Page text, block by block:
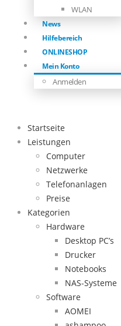
WLAN
News
Hilfebereich
ONLINESHOP
Mein Konto
Anmelden
Startseite
Leistungen
Computer
Netzwerke
Telefonanlagen
Preise
Kategorien
Hardware
Desktop PC’s
Drucker
Notebooks
NAS-Systeme
Software
AOMEI